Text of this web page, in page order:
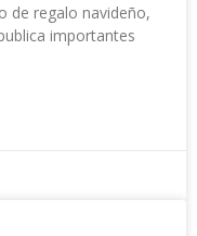
de regalo navideño,
importantes